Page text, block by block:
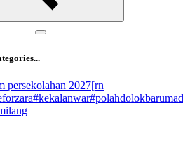
persekolahan 2027[rn
#kekalanwar